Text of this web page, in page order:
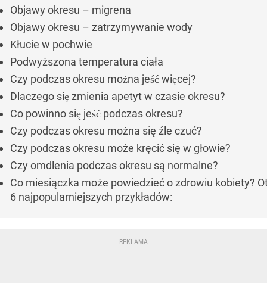
Objawy okresu – migrena
Objawy okresu – zatrzymywanie wody
Kłucie w pochwie
Podwyższona temperatura ciała
Czy podczas okresu można jeść więcej?
Dlaczego się zmienia apetyt w czasie okresu?
Co powinno się jeść podczas okresu?
Czy podczas okresu można się źle czuć?
Czy podczas okresu może kręcić się w głowie?
Czy omdlenia podczas okresu są normalne?
Co miesiączka może powiedzieć o zdrowiu kobiety?
6 najpopularniejszych przykładów: